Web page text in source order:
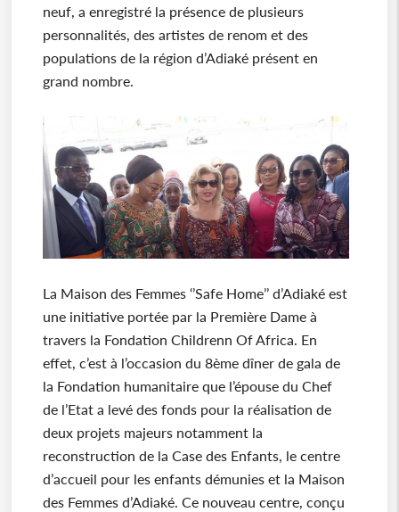
neuf, a enregistré la présence de plusieurs
personnalités, des artistes de renom et des
populations de la région d’Adiaké présent en
grand nombre.
La Maison des Femmes ‘’Safe Home’’ d’Adiaké est
une initiative portée par la Première Dame à
travers la Fondation Childrenn Of Africa. En
effet, c’est à l’occasion du 8ème dîner de gala de
la Fondation humanitaire que l’épouse du Chef
de l’Etat a levé des fonds pour la réalisation de
deux projets majeurs notamment la
reconstruction de la Case des Enfants, le centre
d’accueil pour les enfants démunies et la Maison
des Femmes d’Adiaké. Ce nouveau centre, conçu